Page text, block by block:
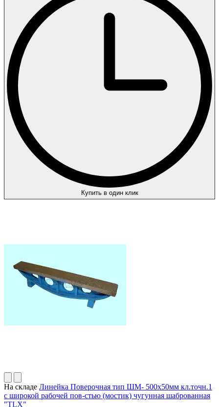
Купить в один клик
На складе Линейка Поверочная тип ШМ- 500х50мм кл.точн.1
с широкой рабочей пов-стью (мостик) чугунная шаброванная
"TLX"